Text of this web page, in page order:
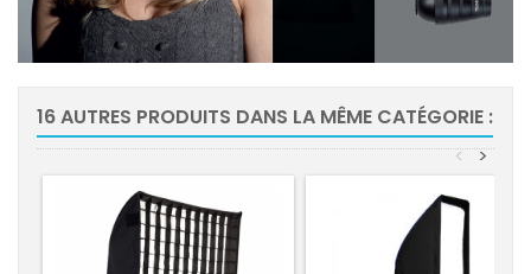
16 AUTRES PRODUITS DANS LA MÊME CATÉGORIE :
>
<